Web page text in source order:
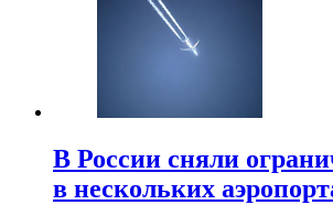
В России сняли
в нескольких